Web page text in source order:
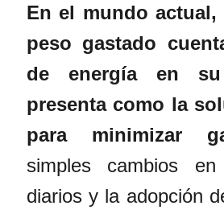
En el mundo actual,
peso gastado
de energía en
presenta como la
para minimizar
simples cambios
diarios y la adopción